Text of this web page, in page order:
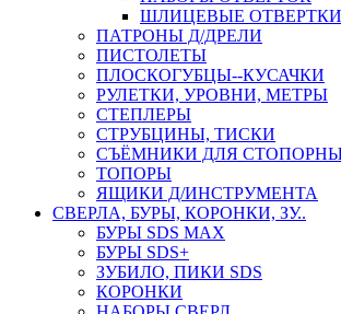
ШЛИЦЕВЫЕ ОТВЕРТКИ
ПАТРОНЫ Д/ДРЕЛИ
ПИСТОЛЕТЫ
ПЛОСКОГУБЦЫ--КУСАЧКИ
РУЛЕТКИ, УРОВНИ, МЕТРЫ
СТЕПЛЕРЫ
СТРУБЦИНЫ, ТИСКИ
СЪЁМНИКИ ДЛЯ
ТОПОРЫ
ЯЩИКИ Д/ИНСТРУМЕНТА
СВЕРЛА, БУРЫ, КОРОНКИ, ЗУ..
БУРЫ SDS MAX
БУРЫ SDS+
ЗУБИЛО, ПИКИ SDS
КОРОНКИ